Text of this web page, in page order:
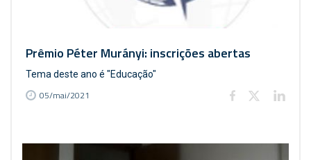
Prêmio Péter Murányi: inscrições abertas
Tema deste ano é "Educação"
05/mai/2021